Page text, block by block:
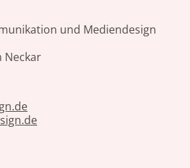
und Mediendesign
Neckar